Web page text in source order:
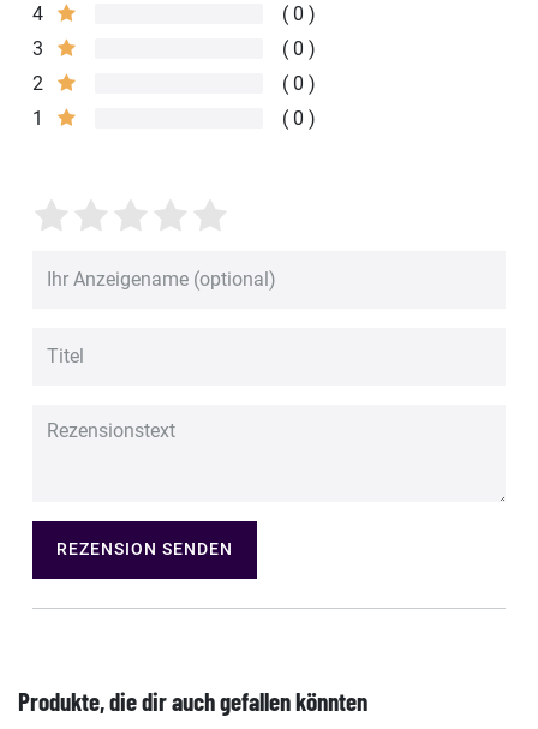
4
0
3
0
2
0
1
0
REZENSION SENDEN
Produkte, die dir auch gefallen könnten